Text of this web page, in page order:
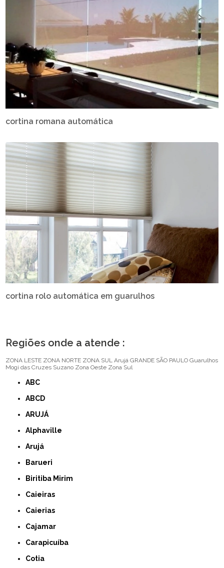
cortina romana automática
cortina rolo automática em guarulhos
Regiões onde a atende :
ZONA LESTE ZONA NORTE ZONA SUL Arujá GRANDE SÃO PAULO Guarulhos
Mogi das Cruzes Suzano Zona Oeste Zona Sul
ABC
ABCD
ARUJÁ
Alphaville
Arujá
Barueri
Biritiba Mirim
Caieiras
Caierias
Cajamar
Carapicuíba
Cotia